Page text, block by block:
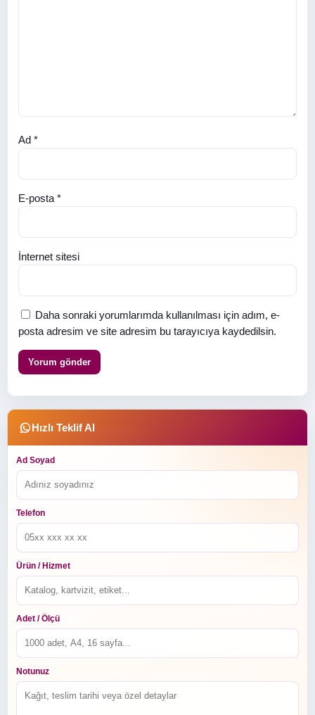
Hızlı Teklif Al
Ad Soyad
Telefon
Ürün / Hizmet
Adet / Ölçü
Notunuz
Ad *
E-posta *
İnternet sitesi
Daha sonraki yorumlarımda kullanılması için adım, e-
posta adresim ve site adresim bu tarayıcıya kaydedilsin.